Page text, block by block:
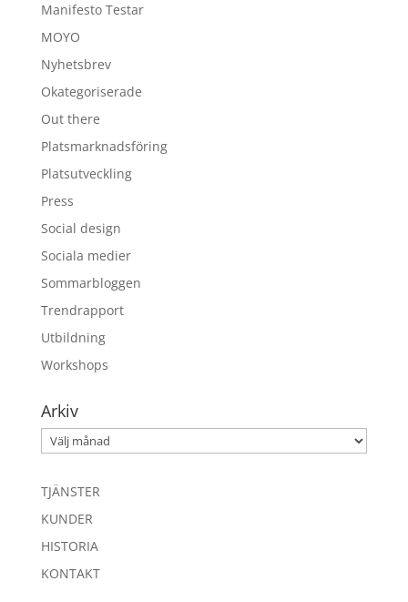
Manifesto Testar
MOYO
Nyhetsbrev
Okategoriserade
Out there
Platsmarknadsföring
Platsutveckling
Press
Social design
Sociala medier
Sommarbloggen
Trendrapport
Utbildning
Workshops
Arkiv
Arkiv
TJÄNSTER
KUNDER
HISTORIA
KONTAKT